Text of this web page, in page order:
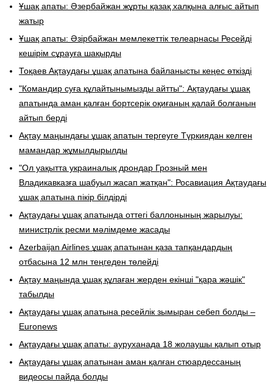
Ұшақ апаты: Әзербайжан жұрты қазақ халқына алғыс айтып
жатыр
Ұшақ апаты: Әзірбайжан мемлекеттік телеарнасы Ресейді
кешірім сұрауға шақырды
Тоқаев Ақтаудағы ұшақ апатына байланысты кеңес өткізді
"Командир суға құлайтынымызды айтты": Ақтаудағы ұшақ
апатында аман қалған бортсерік оқиғаның қалай болғанын
айтып берді
​Ақтау маңындағы ұшақ апатын тергеуге Түркиядан келген
мамандар жұмылдырылды
"Ол уақытта украиналық дрондар Грозный мен
Владикавказға шабуыл жасап жатқан": Росавиация Ақтаудағы
ұшақ апатына пікір білдірді
Ақтаудағы ұшақ апатында оттегі баллонының жарылуы:
министрлік ресми мәлімдеме жасады
Azerbaijan Airlines ұшақ апатынан қаза тапқандардың
отбасына 12 млн теңгеден төлейді
Ақтау маңында ұшақ құлаған жерден екінші "қара жәшік"
табылды
Ақтаудағы ұшақ апатына ресейлік зымыран себеп болды –
Euronews
Ақтаудағы ұшақ апаты: ауруханада 18 жолаушы қалып отыр
Ақтаудағы ұшақ апатынан аман қалған стюардессаның
видеосы пайда болды